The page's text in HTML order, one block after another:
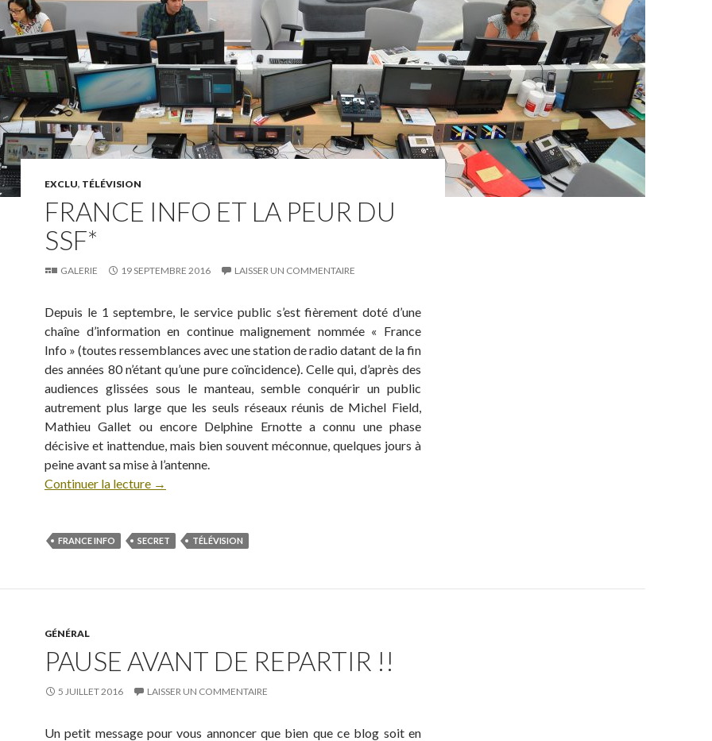
EXCLU, TÉLÉVISION
FRANCE INFO ET LA PEUR DU
SSF*
GALERIE 19 SEPTEMBRE 2016 LAISSER UN COMMENTAIRE
Depuis le 1 septembre, le service public s’est fièrement doté d’une
chaîne d’information en continue malignement nommée « France
Info » (toutes ressemblances avec une station de radio datant de la fin
des années 80 n’étant qu’une pure coïncidence). Celle qui, d’après des
audiences glissées sous le manteau, semble conquérir un public
autrement plus large que les seuls réseaux réunis de Michel Field,
Mathieu Gallet ou encore Delphine Ernotte a connu une phase
décisive et inattendue, mais bien souvent méconnue, quelques jours à
peine avant sa mise à l’antenne.
Continuer la lecture →
FRANCE INFO SECRET TÉLÉVISION
GÉNÉRAL
PAUSE AVANT DE REPARTIR !!
5 JUILLET 2016 LAISSER UN COMMENTAIRE
Un petit message pour vous annoncer que bien que ce blog soit en